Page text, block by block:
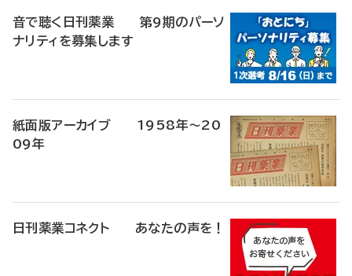
音で聴く日刊薬業 第9期のパーソ
ナリティを募集します
紙面版アーカイブ 1958年～20
09年
日刊薬業コネクト あなたの声を！